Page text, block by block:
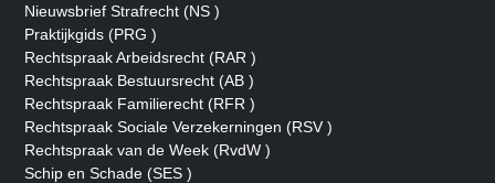
Nieuwsbrief Strafrecht (NS )
Praktijkgids (PRG )
Rechtspraak Arbeidsrecht (RAR )
Rechtspraak Bestuursrecht (AB )
Rechtspraak Familierecht (RFR )
Rechtspraak Sociale Verzekerningen (RSV )
Rechtspraak van de Week (RvdW )
Schip en Schade (SES )